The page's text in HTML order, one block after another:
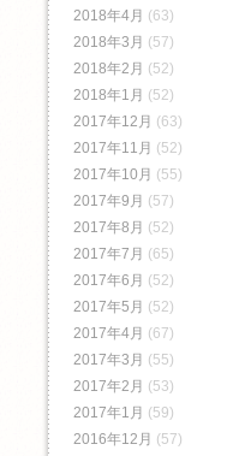
2018年4月 (63)
2018年3月 (57)
2018年2月 (52)
2018年1月 (52)
2017年12月 (63)
2017年11月 (52)
2017年10月 (55)
2017年9月 (57)
2017年8月 (52)
2017年7月 (65)
2017年6月 (52)
2017年5月 (52)
2017年4月 (67)
2017年3月 (55)
2017年2月 (53)
2017年1月 (59)
2016年12月 (57)